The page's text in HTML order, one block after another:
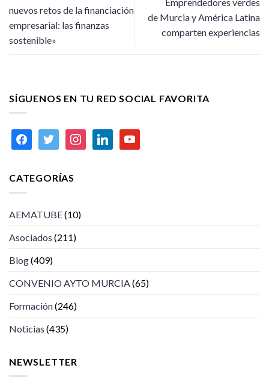
nuevos retos de la financiación
empresarial: las finanzas
sostenible»
de Murcia y América Latina
comparten experiencias
SÍGUENOS EN TU RED SOCIAL FAVORITA
facebooktwitter instagramlinkedin youtube
CATEGORÍAS
AEMATUBE(10)
Asociados (211)
Blog(409)
CONVENIO AYTO MURCIA(65)
Formación(246)
Noticias (435)
NEWSLETTER